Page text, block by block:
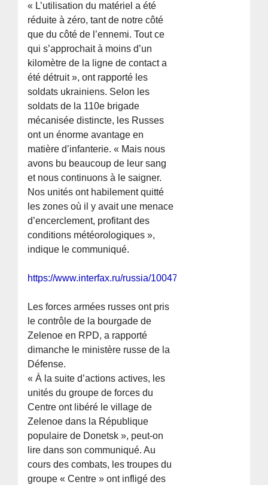
« L’utilisation du matériel a été
réduite à zéro, tant de notre côté
que du côté de l’ennemi. Tout ce
qui s’approchait à moins d’un
kilomètre de la ligne de contact a
été détruit », ont rapporté les
soldats ukrainiens. Selon les
soldats de la 110e brigade
mécanisée distincte, les Russes
ont un énorme avantage en
matière d’infanterie. « Mais nous
avons bu beaucoup de leur sang
et nous continuons à le saigner.
Nos unités ont habilement quitté
les zones où il y avait une menace
d’encerclement, profitant des
conditions météorologiques »,
indique le communiqué.
https://www.interfax.ru/russia/1004723
Les forces armées russes ont pris
le contrôle de la bourgade de
Zelenoe en RPD, a rapporté
dimanche le ministère russe de la
Défense.
« À la suite d’actions actives, les
unités du groupe de forces du
Centre ont libéré le village de
Zelenoe dans la République
populaire de Donetsk », peut-on
lire dans son communiqué. Au
cours des combats, les troupes du
groupe « Centre » ont infligé des